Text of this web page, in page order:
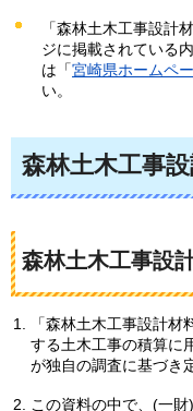
「森林土木工事設計
ジに掲載されている
は「宮崎県ホームペ
い。
森林土木工事
森林土木工事設
「森林土木工事設計
する土木工事の積算に
が独自の調査に基づき
この資料の中で、(一